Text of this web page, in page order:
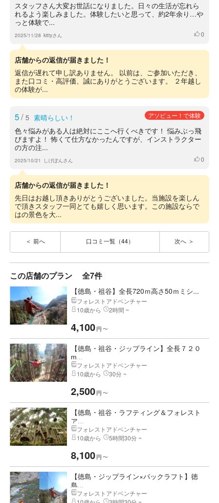
スタッフさん大変お世話になりました。日々の生活が忘れら
れるよう楽しみました。体験したいと思って、約2年余り…や
っと体験で...
2025/11/28 kittyさん いいね
0
店舗からの返信が届きました！
返信が遅れて申し訳ありません。 以前は、ご参加いただき、
また口コミ・高評価、誠にありがとうございます。 ２年越し
の体験が...
5/ 5 素晴らしい！ アソビュー！で体験
色々悩みがある人は絶対にここへ行くべきです！ 悩みぶっ飛
びますよ！ 怖くて仕方なかったんですが、インストラクター
の方の注...
2025/10/21 しげぽんさん いいね
0
店舗からの返信が届きました！
先日はお越し頂きありがとうございました。当施設を楽しん
で頂きスタッフ一同とても嬉しく思います。この施設ならで
はの景色を大...
前へ 口コミ一覧（44） 次へ
この店舗のプラン 全7件
【徳島・祖谷】全長720ｍ高さ50ｍミシ...
フォレストアドベンチャー
10歳から
2時間 ~
4,100円 〜
【徳島・祖谷・ジップライン】全長７２０
m...
フォレストアドベンチャー
10歳から
30分 ~
2,500円 〜
【徳島・祖谷・ラフティング＆フォレスト
ア...
フォレストアドベンチャー
10歳から
5時間30分 ~
8,100円 〜
【徳島・ジップライン×パックラフト】徳
島...
フォレストアドベンチャー